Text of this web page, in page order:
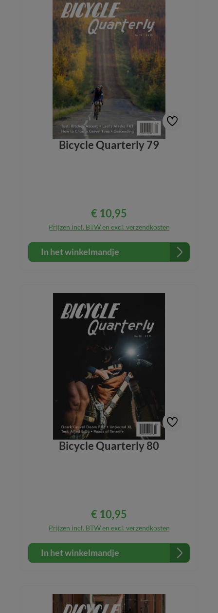
Bicycle Quarterly 79
Normale prijs:
€ 10,95
Prijzen incl. BTW en excl. verzendkosten
In het winkelmandje
Bicycle Quarterly 80
Normale prijs:
€ 10,95
Prijzen incl. BTW en excl. verzendkosten
In het winkelmandje